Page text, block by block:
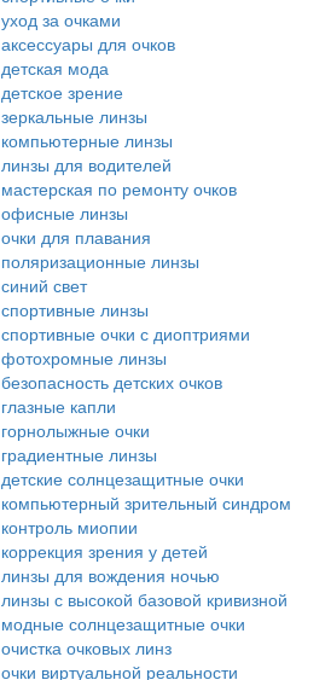
уход за очками
аксессуары для очков
детская мода
детское зрение
зеркальные линзы
компьютерные линзы
линзы для водителей
мастерская по ремонту очков
офисные линзы
очки для плавания
поляризационные линзы
синий свет
спортивные линзы
спортивные очки с диоптриями
фотохромные линзы
безопасность детских очков
глазные капли
горнолыжные очки
градиентные линзы
детские солнцезащитные очки
компьютерный зрительный синдром
контроль миопии
коррекция зрения у детей
линзы для вождения ночью
линзы с высокой базовой кривизной
модные солнцезащитные очки
очистка очковых линз
очки виртуальной реальности